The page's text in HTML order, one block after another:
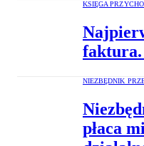
KSIĘGA
faktura.
NIEZBĘDNIK
płaca